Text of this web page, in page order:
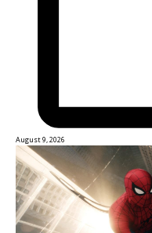
August 9, 2026